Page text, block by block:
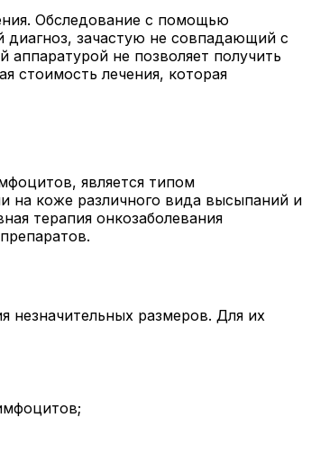
Обследование с помощью
диагноз, зачастую не совпадающий с
не позволяет получить
стоимость лечения, которая
является типом
на коже различного вида высыпаний и
терапия онкозаболевания
незначительных размеров. Для их